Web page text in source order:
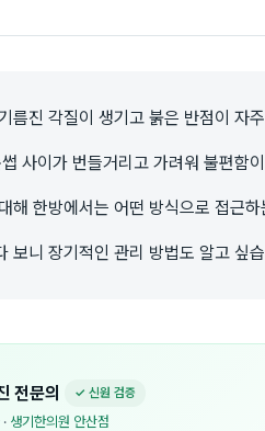
름진 각질이 생기고 붉은 반점이 자
사이가 번들거리고 가려워 불편함
해 한방에서는 어떤 방식으로 접근
보니 장기적인 관리 방법도 알고 싶
전문의 ✓ 신원 검증
· 생기한의원 안산점